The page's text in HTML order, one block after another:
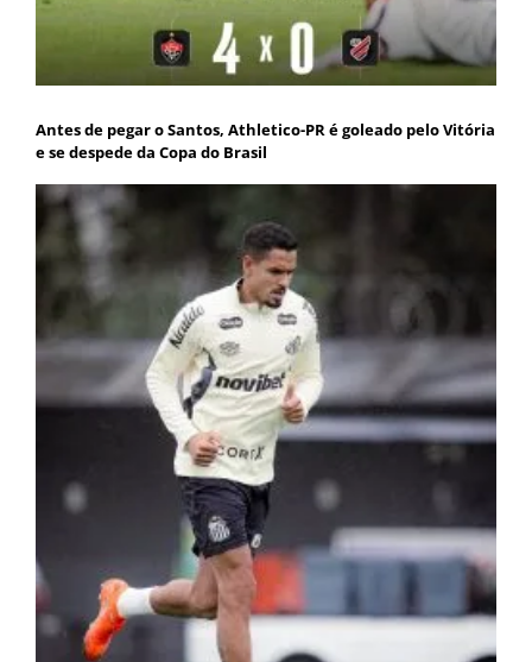
Antes de pegar o Santos, Athletico-PR é goleado pelo Vitória
e se despede da Copa do Brasil